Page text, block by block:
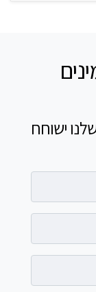
ישוחח